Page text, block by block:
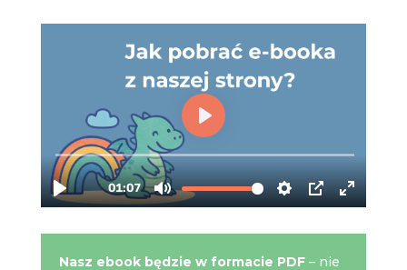
Nasz ebook będzie w formacie PDF– nie